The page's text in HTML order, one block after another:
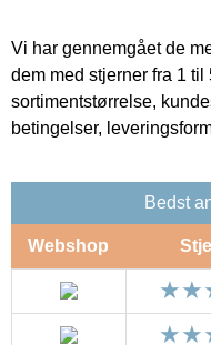
Vi har gennemgået de
dem med stjerner fra 1
sortimentstørrelse,
betingelser,
Bedst
Webshop